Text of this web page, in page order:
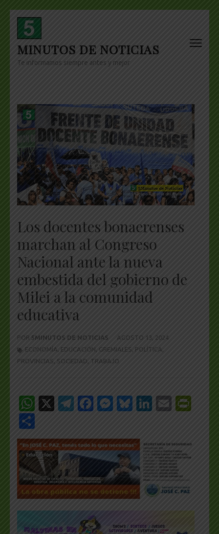
Skip
content
(Press
Enter)
MINUTOS DE NOTICIAS
Te informamos siempre antes y mejor
Los docentes bonaerenses
marchan al Congreso
Nacional ante la nueva
embestida del gobierno de
Milei a la comunidad
educativa
POR 5MINUTOS DE NOTICIAS
AGOSTO 13, 2024
ECONOMÍA
EDUCACIÓN GREMIALES POLÍTICA
PROVINCIAS SOCIEDAD TRABAJO
WhatsApp
X Telegram
Facebook
Messenger
Bluesky
LinkedIn
Email